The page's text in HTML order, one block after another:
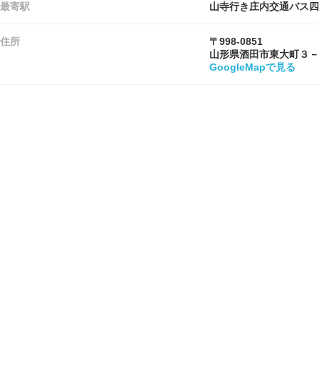
最寄駅 山寺行き庄内交通バス
住所
〒998-0851
山形県酒田市東大町３
GoogleMapで見る